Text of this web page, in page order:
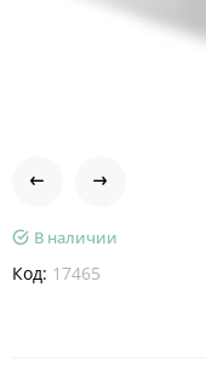
В наличии
Код: 17465